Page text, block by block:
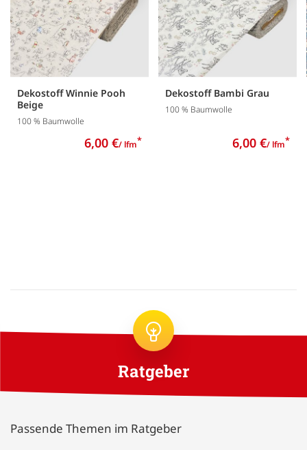
Dekostoff Winnie Pooh
Beige
100 % Baumwolle
6,00 €/ lfm*
Dekostoff Bambi Grau
100 % Baumwolle
6,00 €/ lfm*
Ratgeber
Passende Themen im Ratgeber